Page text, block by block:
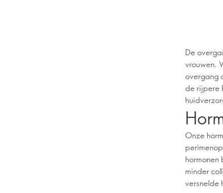
De
vrouwen.
overgang
de rijpere
Onze
minder
versnelde